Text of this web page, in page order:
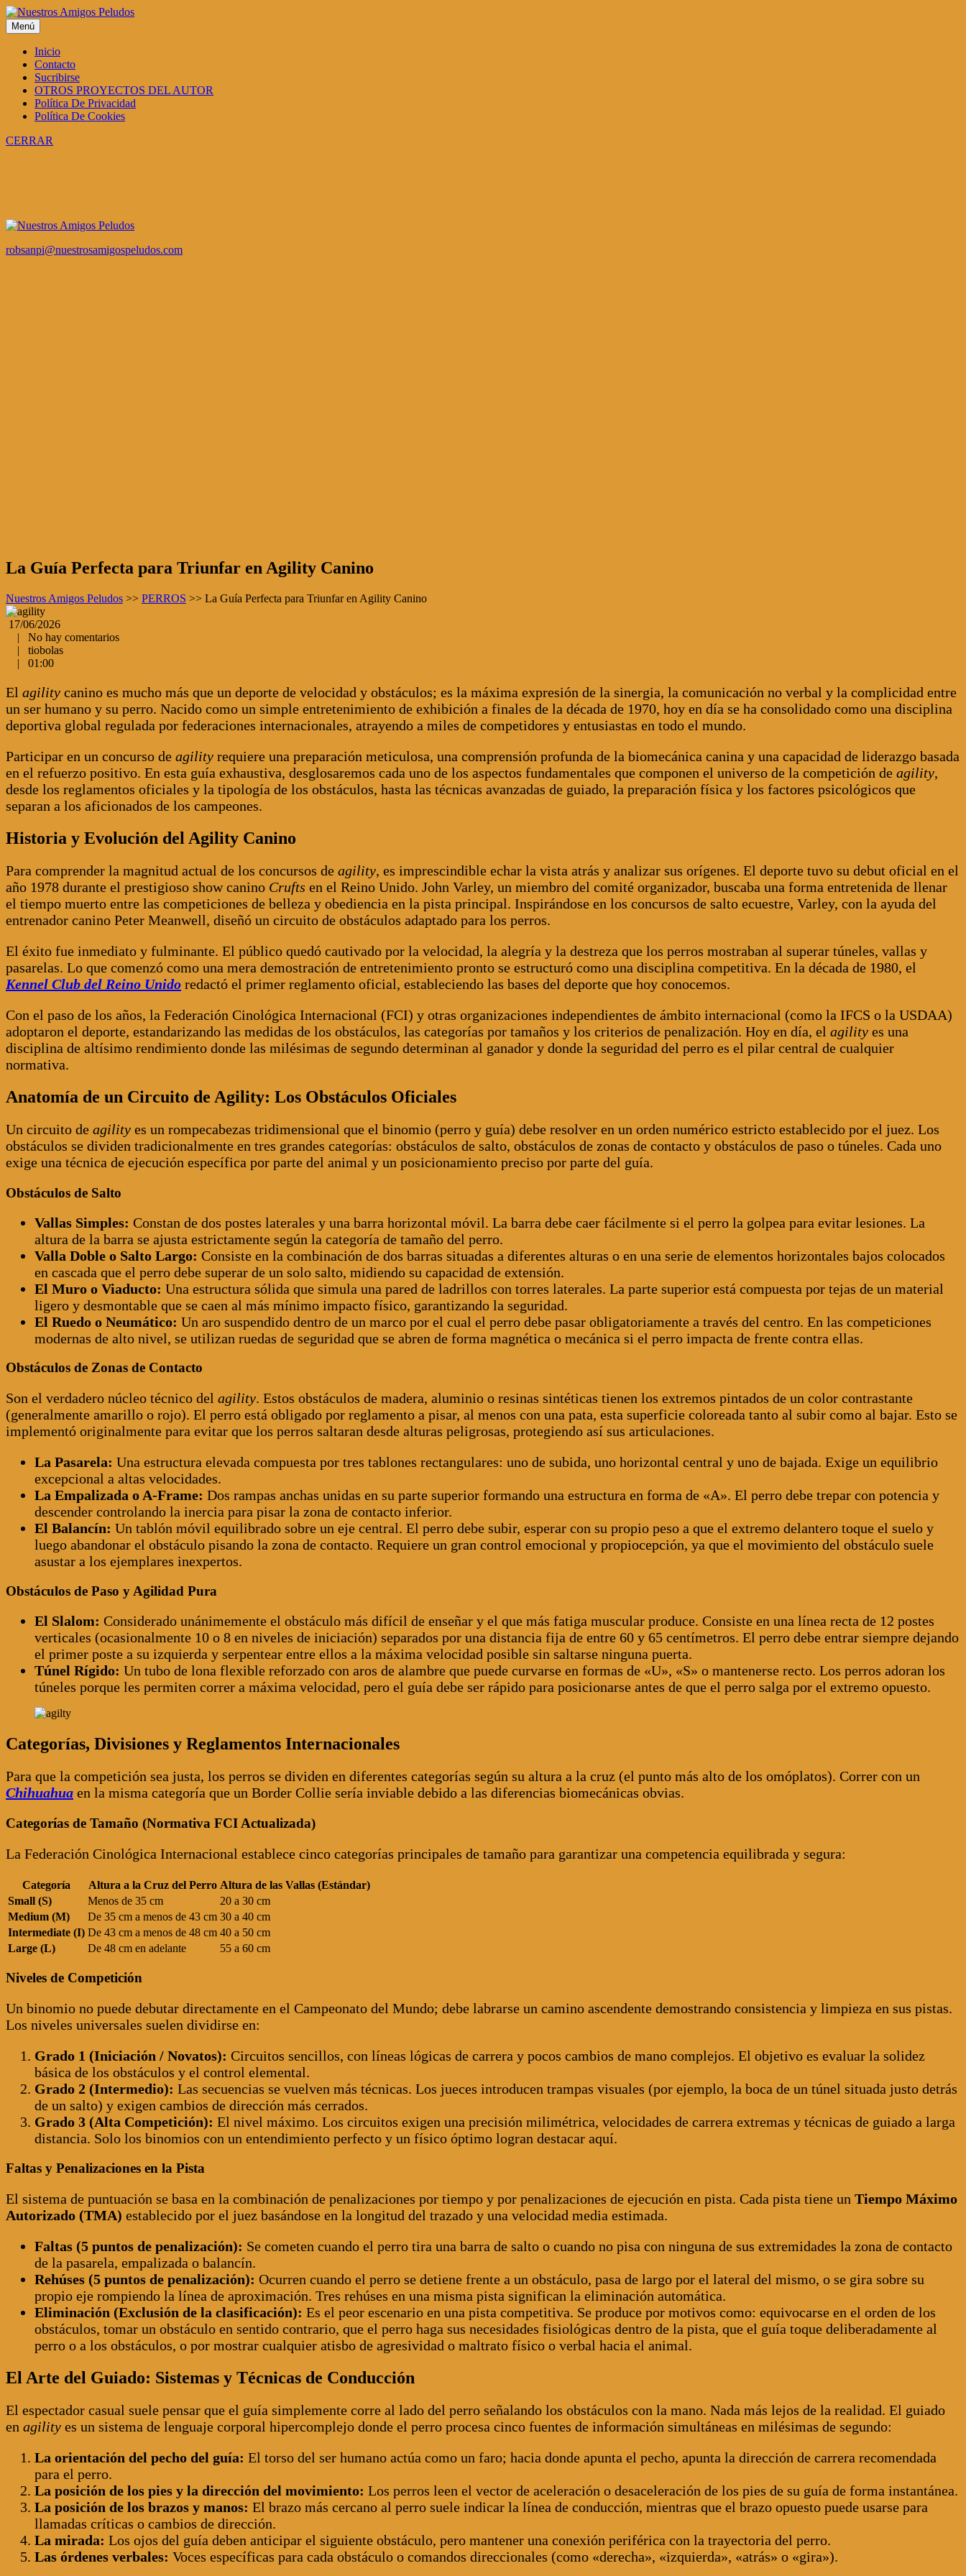
Menú
Inicio
Contacto
Sucribirse
OTROS PROYECTOS DEL AUTOR
Política De Privacidad
Política De Cookies
CERRAR
robsanpi@nuestrosamigospeludos.com
La Guía Perfecta para Triunfar en Agility Canino
Nuestros Amigos Peludos >> PERROS >> La Guía Perfecta para Triunfar en Agility Canino
17/06/2026
|
No hay comentarios
|
tiobolas
|
01:00
El agility canino es mucho más que un deporte de velocidad y obstáculos; es la máxima expresión de la sinergia, la comunicación no verbal y la complicidad entre
un ser humano y su perro. Nacido como un simple entretenimiento de exhibición a finales de la década de 1970, hoy en día se ha consolidado como una disciplina
deportiva global regulada por federaciones internacionales, atrayendo a miles de competidores y entusiastas en todo el mundo.
Participar en un concurso de agility requiere una preparación meticulosa, una comprensión profunda de la biomecánica canina y una capacidad de liderazgo basada
en el refuerzo positivo. En esta guía exhaustiva, desglosaremos cada uno de los aspectos fundamentales que componen el universo de la competición de agility,
desde los reglamentos oficiales y la tipología de los obstáculos, hasta las técnicas avanzadas de guiado, la preparación física y los factores psicológicos que
separan a los aficionados de los campeones.
Historia y Evolución del Agility Canino
Para comprender la magnitud actual de los concursos de agility, es imprescindible echar la vista atrás y analizar sus orígenes. El deporte tuvo su debut oficial en el
año 1978 durante el prestigioso show canino Crufts en el Reino Unido. John Varley, un miembro del comité organizador, buscaba una forma entretenida de llenar
el tiempo muerto entre las competiciones de belleza y obediencia en la pista principal. Inspirándose en los concursos de salto ecuestre, Varley, con la ayuda del
entrenador canino Peter Meanwell, diseñó un circuito de obstáculos adaptado para los perros.
El éxito fue inmediato y fulminante. El público quedó cautivado por la velocidad, la alegría y la destreza que los perros mostraban al superar túneles, vallas y
pasarelas. Lo que comenzó como una mera demostración de entretenimiento pronto se estructuró como una disciplina competitiva. En la década de 1980, el
Kennel Club del Reino Unido redactó el primer reglamento oficial, estableciendo las bases del deporte que hoy conocemos.
Con el paso de los años, la Federación Cinológica Internacional (FCI) y otras organizaciones independientes de ámbito internacional (como la IFCS o la USDAA)
adoptaron el deporte, estandarizando las medidas de los obstáculos, las categorías por tamaños y los criterios de penalización. Hoy en día, el agility es una
disciplina de altísimo rendimiento donde las milésimas de segundo determinan al ganador y donde la seguridad del perro es el pilar central de cualquier
normativa.
Anatomía de un Circuito de Agility: Los Obstáculos Oficiales
Un circuito de agility es un rompecabezas tridimensional que el binomio (perro y guía) debe resolver en un orden numérico estricto establecido por el juez. Los
obstáculos se dividen tradicionalmente en tres grandes categorías: obstáculos de salto, obstáculos de zonas de contacto y obstáculos de paso o túneles. Cada uno
exige una técnica de ejecución específica por parte del animal y un posicionamiento preciso por parte del guía.
Obstáculos de Salto
Vallas Simples: Constan de dos postes laterales y una barra horizontal móvil. La barra debe caer fácilmente si el perro la golpea para evitar lesiones. La
altura de la barra se ajusta estrictamente según la categoría de tamaño del perro.
Valla Doble o Salto Largo: Consiste en la combinación de dos barras situadas a diferentes alturas o en una serie de elementos horizontales bajos colocados
en cascada que el perro debe superar de un solo salto, midiendo su capacidad de extensión.
El Muro o Viaducto: Una estructura sólida que simula una pared de ladrillos con torres laterales. La parte superior está compuesta por tejas de un material
ligero y desmontable que se caen al más mínimo impacto físico, garantizando la seguridad.
El Ruedo o Neumático: Un aro suspendido dentro de un marco por el cual el perro debe pasar obligatoriamente a través del centro. En las competiciones
modernas de alto nivel, se utilizan ruedas de seguridad que se abren de forma magnética o mecánica si el perro impacta de frente contra ellas.
Obstáculos de Zonas de Contacto
Son el verdadero núcleo técnico del agility. Estos obstáculos de madera, aluminio o resinas sintéticas tienen los extremos pintados de un color contrastante
(generalmente amarillo o rojo). El perro está obligado por reglamento a pisar, al menos con una pata, esta superficie coloreada tanto al subir como al bajar. Esto se
implementó originalmente para evitar que los perros saltaran desde alturas peligrosas, protegiendo así sus articulaciones.
La Pasarela: Una estructura elevada compuesta por tres tablones rectangulares: uno de subida, uno horizontal central y uno de bajada. Exige un equilibrio
excepcional a altas velocidades.
La Empalizada o A-Frame: Dos rampas anchas unidas en su parte superior formando una estructura en forma de «A». El perro debe trepar con potencia y
descender controlando la inercia para pisar la zona de contacto inferior.
El Balancín: Un tablón móvil equilibrado sobre un eje central. El perro debe subir, esperar con su propio peso a que el extremo delantero toque el suelo y
luego abandonar el obstáculo pisando la zona de contacto. Requiere un gran control emocional y propiocepción, ya que el movimiento del obstáculo suele
asustar a los ejemplares inexpertos.
Obstáculos de Paso y Agilidad Pura
El Slalom: Considerado unánimemente el obstáculo más difícil de enseñar y el que más fatiga muscular produce. Consiste en una línea recta de 12 postes
verticales (ocasionalmente 10 o 8 en niveles de iniciación) separados por una distancia fija de entre 60 y 65 centímetros. El perro debe entrar siempre dejando
el primer poste a su izquierda y serpentear entre ellos a la máxima velocidad posible sin saltarse ninguna puerta.
Túnel Rígido: Un tubo de lona flexible reforzado con aros de alambre que puede curvarse en formas de «U», «S» o mantenerse recto. Los perros adoran los
túneles porque les permiten correr a máxima velocidad, pero el guía debe ser rápido para posicionarse antes de que el perro salga por el extremo opuesto.
Categorías, Divisiones y Reglamentos Internacionales
Para que la competición sea justa, los perros se dividen en diferentes categorías según su altura a la cruz (el punto más alto de los omóplatos). Correr con un
Chihuahua en la misma categoría que un Border Collie sería inviable debido a las diferencias biomecánicas obvias.
Categorías de Tamaño (Normativa FCI Actualizada)
La Federación Cinológica Internacional establece cinco categorías principales de tamaño para garantizar una competencia equilibrada y segura:
Categoría Altura a la Cruz del Perro Altura de las Vallas (Estándar)
Small (S)
Menos de 35 cm
20 a 30 cm
Medium (M)
De 35 cm a menos de 43 cm 30 a 40 cm
Intermediate (I) De 43 cm a menos de 48 cm 40 a 50 cm
Large (L)
De 48 cm en adelante 55 a 60 cm
Niveles de Competición
Un binomio no puede debutar directamente en el Campeonato del Mundo; debe labrarse un camino ascendente demostrando consistencia y limpieza en sus pistas.
Los niveles universales suelen dividirse en:
Grado 1 (Iniciación / Novatos): Circuitos sencillos, con líneas lógicas de carrera y pocos cambios de mano complejos. El objetivo es evaluar la solidez
básica de los obstáculos y el control elemental.
Grado 2 (Intermedio): Las secuencias se vuelven más técnicas. Los jueces introducen trampas visuales (por ejemplo, la boca de un túnel situada justo detrás
de un salto) y exigen cambios de dirección más cerrados.
Grado 3 (Alta Competición): El nivel máximo. Los circuitos exigen una precisión milimétrica, velocidades de carrera extremas y técnicas de guiado a larga
distancia. Solo los binomios con un entendimiento perfecto y un físico óptimo logran destacar aquí.
Faltas y Penalizaciones en la Pista
El sistema de puntuación se basa en la combinación de penalizaciones por tiempo y por penalizaciones de ejecución en pista. Cada pista tiene un Tiempo Máximo
Autorizado (TMA) establecido por el juez basándose en la longitud del trazado y una velocidad media estimada.
Faltas (5 puntos de penalización): Se cometen cuando el perro tira una barra de salto o cuando no pisa con ninguna de sus extremidades la zona de contacto
de la pasarela, empalizada o balancín.
Rehúses (5 puntos de penalización): Ocurren cuando el perro se detiene frente a un obstáculo, pasa de largo por el lateral del mismo, o se gira sobre su
propio eje rompiendo la línea de aproximación. Tres rehúses en una misma pista significan la eliminación automática.
Eliminación (Exclusión de la clasificación): Es el peor escenario en una pista competitiva. Se produce por motivos como: equivocarse en el orden de los
obstáculos, tomar un obstáculo en sentido contrario, que el perro haga sus necesidades fisiológicas dentro de la pista, que el guía toque deliberadamente al
perro o a los obstáculos, o por mostrar cualquier atisbo de agresividad o maltrato físico o verbal hacia el animal.
El Arte del Guiado: Sistemas y Técnicas de Conducción
El espectador casual suele pensar que el guía simplemente corre al lado del perro señalando los obstáculos con la mano. Nada más lejos de la realidad. El guiado
en agility es un sistema de lenguaje corporal hipercomplejo donde el perro procesa cinco fuentes de información simultáneas en milésimas de segundo:
La orientación del pecho del guía: El torso del ser humano actúa como un faro; hacia donde apunta el pecho, apunta la dirección de carrera recomendada
para el perro.
La posición de los pies y la dirección del movimiento: Los perros leen el vector de aceleración o desaceleración de los pies de su guía de forma instantánea.
La posición de los brazos y manos: El brazo más cercano al perro suele indicar la línea de conducción, mientras que el brazo opuesto puede usarse para
llamadas críticas o cambios de dirección.
La mirada: Los ojos del guía deben anticipar el siguiente obstáculo, pero mantener una conexión periférica con la trayectoria del perro.
Las órdenes verbales: Voces específicas para cada obstáculo o comandos direccionales (como «derecha», «izquierda», «atrás» o «gira»).